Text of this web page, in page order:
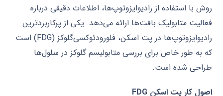
روش با استفاده از رادیوایزوتوپ‌ها، اطلاعات دقیقی درباره
فعالیت متابولیک بافت‌ها ارائه می‌دهد. یکی از پرکاربردترین
رادیوایزوتوپ‌ها در پت اسکن، فلورودئوکسی‌گلوکز (FDG) است
که به طور خاص برای بررسی متابولیسم گلوکز در سلول‌ها
طراحی شده است.
اصول کار پت اسکن FDG